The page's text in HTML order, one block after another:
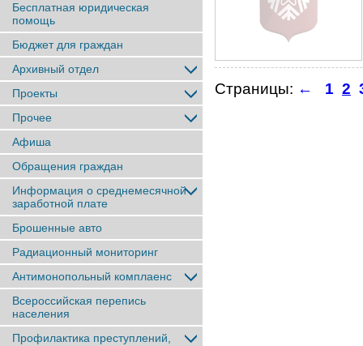
Бесплатная юридическая
помощь
Бюджет для граждан
Архивный отдел
Проекты
Прочее
Афиша
Обращения граждан
Информация о среднемесячной
заработной плате
Брошенные авто
Радиационный мониторинг
Антимонопольный комплаенс
Всероссийская перепись
населения
Профилактика преступлений,
Страницы: ← 1 2